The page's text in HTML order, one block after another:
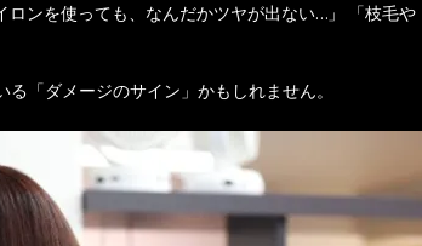
ロンを使っても、なんだかツヤが出ない…」 「枝毛や
「ダメージのサイン」かもしれません。